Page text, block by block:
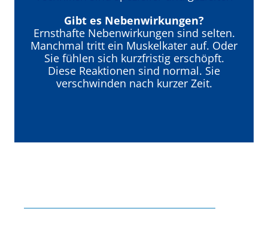
Gibt es Nebenwirkungen?
Ernsthafte Nebenwirkungen sind selten.
Manchmal tritt ein Muskelkater auf. Oder
Sie fühlen sich kurzfristig erschöpft.
Diese Reaktionen sind normal. Sie
verschwinden nach kurzer Zeit.